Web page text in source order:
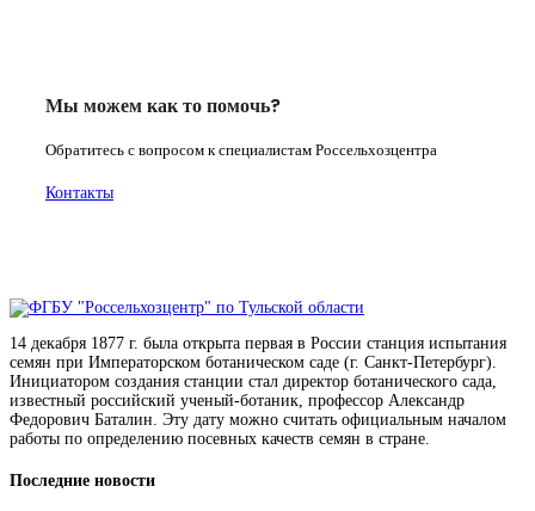
Мы можем как то помочь?
Обратитесь с вопросом к специалистам Россельхозцентра
Контакты
14 декабря 1877 г. была открыта первая в России станция испытания
семян при Императорском ботаническом саде (г. Санкт-Петербург).
Инициатором создания станции стал директор ботанического сада,
известный российский ученый-ботаник, профессор Александр
Федорович Баталин. Эту дату можно считать официальным началом
работы по определению посевных качеств семян в стране.
Последние новости